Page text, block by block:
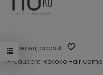
Obserwuj produkt:
Producent: Rokoko Hair